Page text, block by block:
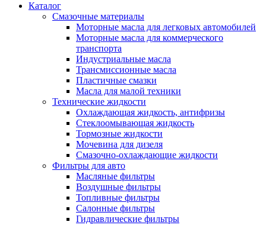
Каталог
Смазочные материалы
Моторные масла для легковых автомобилей
Моторные масла для коммерческого
транспорта
Индустриальные масла
Трансмиссионные масла
Пластичные смазки
Масла для малой техники
Технические жидкости
Охлаждающая жидкость, антифризы
Стеклоомывающая жидкость
Тормозные жидкости
Мочевина для дизеля
Смазочно-охлаждающие жидкости
Фильтры для авто
Масляные фильтры
Воздушные фильтры
Топливные фильтры
Салонные фильтры
Гидравлические фильтры